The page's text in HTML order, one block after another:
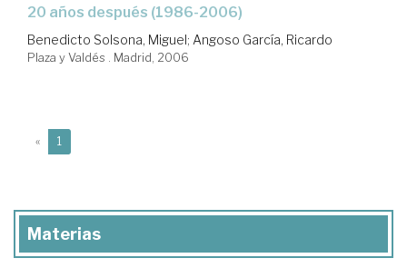
20 años después (1986-2006)
Benedicto Solsona, Miguel; Angoso García, Ricardo
Plaza y Valdés . Madrid, 2006
« 1
Materias